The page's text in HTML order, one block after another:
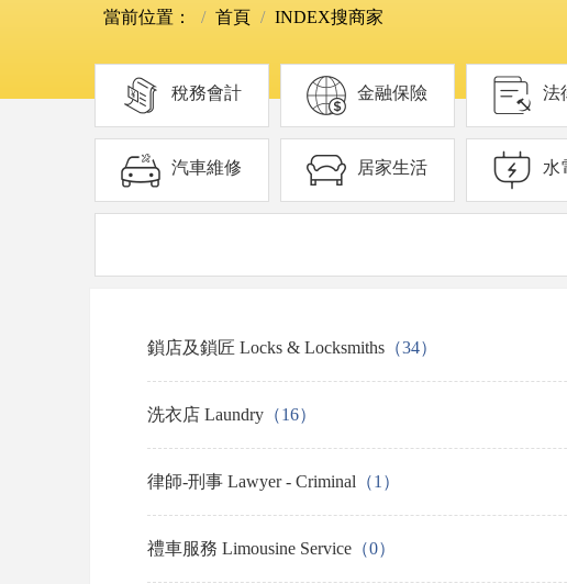
當前位置： 首頁 INDEX搜商家
稅務會計 金融保險 法
汽車維修 居家生活 水
鎖店及鎖匠 Locks & Locksmiths（34）
洗衣店 Laundry（16）
律師-刑事 Lawyer - Criminal （1）
禮車服務 Limousine Service（0）